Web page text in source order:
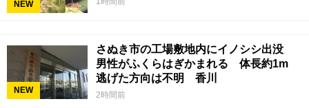
NEW
NEW
さぬき市の工場敷地内にイノシシ出没
男性がふくらはぎかまれる 体長約1m
逃げた方向は不明 香川
2時間前